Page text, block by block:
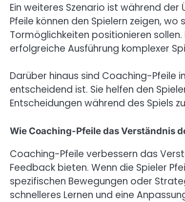
Ein weiteres Szenario ist während
Pfeile können den Spielern zeigen,
Tormöglichkeiten positionieren
erfolgreiche Ausführung komplexer
Darüber hinaus sind Coaching-Pfeile
entscheidend ist. Sie helfen den
Entscheidungen während des Spiels
Wie Coaching-Pfeile das Verständnis
Coaching-Pfeile verbessern das
Feedback bieten. Wenn die Spieler
spezifischen Bewegungen oder
schnelleres Lernen und eine